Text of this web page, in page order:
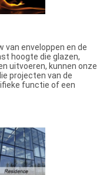
van enveloppen en de
hoogte die glazen,
uitvoeren, kunnen onze
projecten van de
functie of een